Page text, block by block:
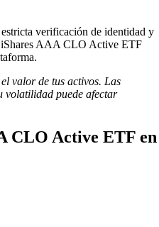
verificación de identidad y
iShares AAA CLO Active ETF
valor de tus activos. Las
volatilidad puede afectar
CLO Active ETF en